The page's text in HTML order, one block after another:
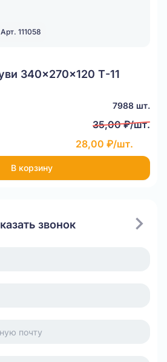
Арт. 111058
340x270x120 Т-11
7988 шт.
35,00 ₽/шт.
28,00 ₽/шт.
В корзину
звонок